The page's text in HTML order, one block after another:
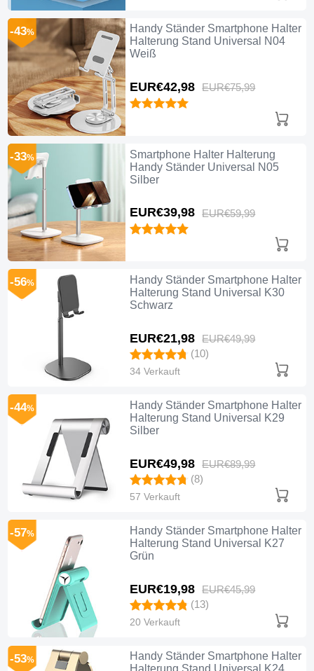
Handy Ständer Smartphone Halter
Halterung Stand Universal N04
Weiß
EUR€42,98 EUR€75,99
-43%
Smartphone Halter Halterung
Handy Ständer Universal N05
Silber
EUR€39,98 EUR€59,99
-33%
Handy Ständer Smartphone Halter
Halterung Stand Universal K30
Schwarz
EUR€21,98 EUR€49,99
-56%
(10)
34 Verkauft
Handy Ständer Smartphone Halter
Halterung Stand Universal K29
Silber
EUR€49,98 EUR€89,99
-44%
(8)
57 Verkauft
Handy Ständer Smartphone Halter
Halterung Stand Universal K27
Grün
EUR€19,98 EUR€45,99
-57%
(13)
20 Verkauft
Handy Ständer Smartphone Halter
-53%